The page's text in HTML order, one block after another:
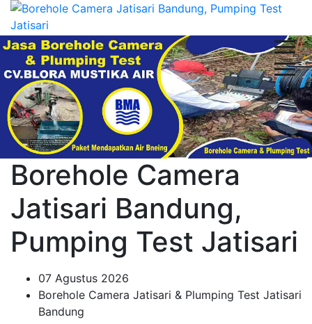
Borehole Camera
Jatisari Bandung,
Pumping Test Jatisari
07 Agustus 2026
Borehole Camera Jatisari & Plumping Test Jatisari
Bandung